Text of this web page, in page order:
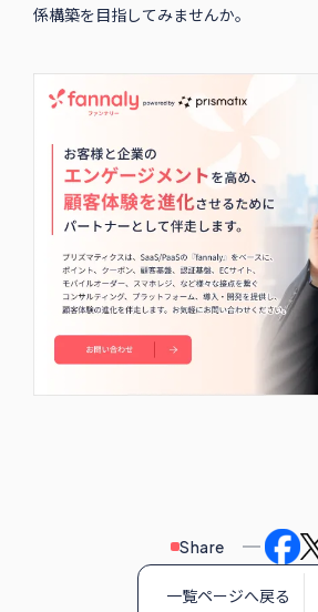
係構築を目指してみませんか。
Share
一覧ページへ戻る